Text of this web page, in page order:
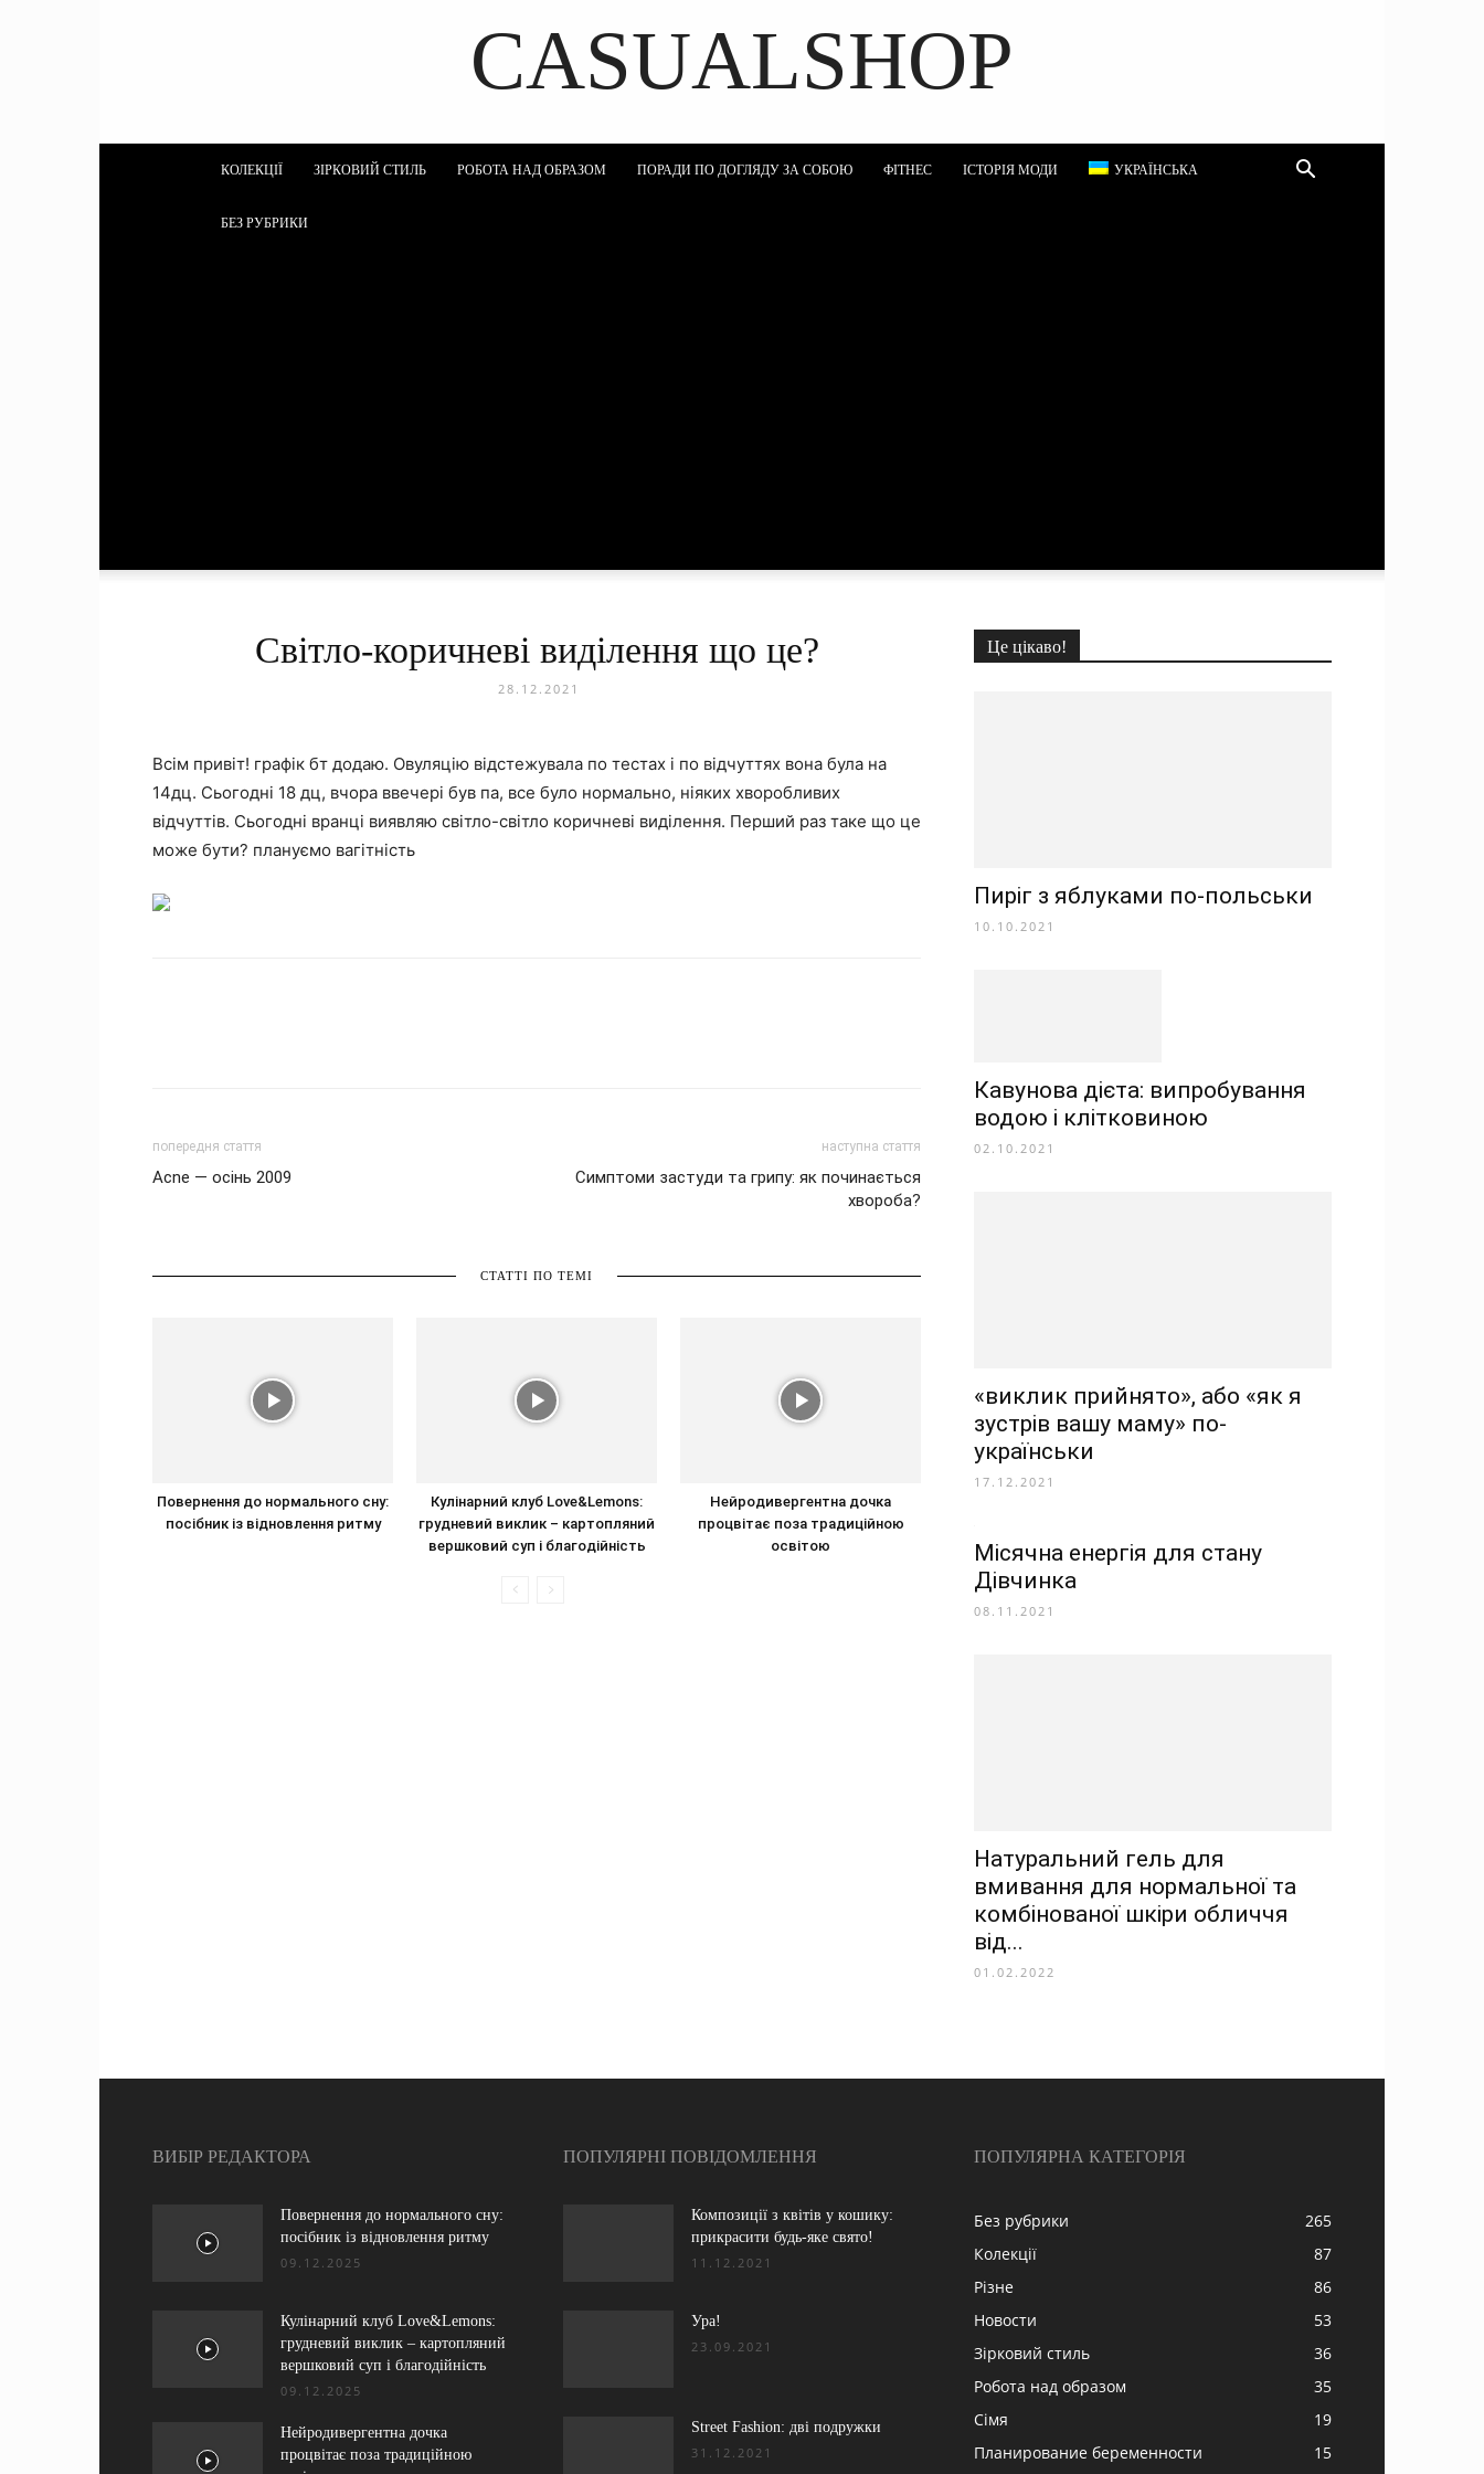
CASUALSHOP
КОЛЕКЦІЇ ЗІРКОВИЙ СТИЛЬ РОБОТА НАД ОБРАЗОМ ПОРАДИ ПО ДОГЛЯДУ ЗА СОБОЮ ФІТНЕС ІСТОРІЯ МОДИ УКРАЇНСЬКА
БЕЗ РУБРИКИ
Світло-коричневі виділення що це?
28.12.2021
Всім привіт! графік бт додаю. Овуляцію відстежувала по тестах і по відчуттях вона була на
14дц. Сьогодні 18 дц, вчора ввечері був па, все було нормально, ніяких хворобливих
відчуттів. Сьогодні вранці виявляю світло-світло коричневі виділення. Перший раз таке що це
може бути? плануємо вагітність
попередня стаття
Acne — осінь 2009
наступна стаття
Симптоми застуди та грипу: як починається
хвороба?
СТАТТІ ПО ТЕМІ
Повернення до нормального сну:
посібник із відновлення ритму
Кулінарний клуб Love&Lemons:
грудневий виклик – картопляний
вершковий суп і благодійність
Нейродивергентна дочка
процвітає поза традиційною
освітою
Це цікаво!
Пиріг з яблуками по-польськи
10.10.2021
Кавунова дієта: випробування
водою і клітковиною
02.10.2021
«виклик прийнято», або «як я
зустрів вашу маму» по-
українськи
17.12.2021
Місячна енергія для стану
Дівчинка
08.11.2021
Натуральний гель для
вмивання для нормальної та
комбінованої шкіри обличчя
від...
01.02.2022
ВИБІР РЕДАКТОРА
Повернення до нормального сну:
посібник із відновлення ритму
09.12.2025
Кулінарний клуб Love&Lemons:
грудневий виклик – картопляний
вершковий суп і благодійність
09.12.2025
Нейродивергентна дочка
процвітає поза традиційною
ПОПУЛЯРНІ ПОВІДОМЛЕННЯ
Композиції з квітів у кошику:
прикрасити будь-яке свято!
11.12.2021
Ура!
23.09.2021
Street Fashion: дві подружки
31.12.2021
ПОПУЛЯРНА КАТЕГОРІЯ
Без рубрики
265
Колекції
87
Різне
86
Новости
53
Зірковий стиль
36
Робота над образом
35
Сімя
19
Планирование беременности
15